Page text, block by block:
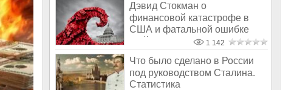
Дэвид Стокман о
финансовой катастрофе в
США и фатальной ошибке
16-й поправки
1 142
Что было сделано в России
под руководством Сталина.
Статистика